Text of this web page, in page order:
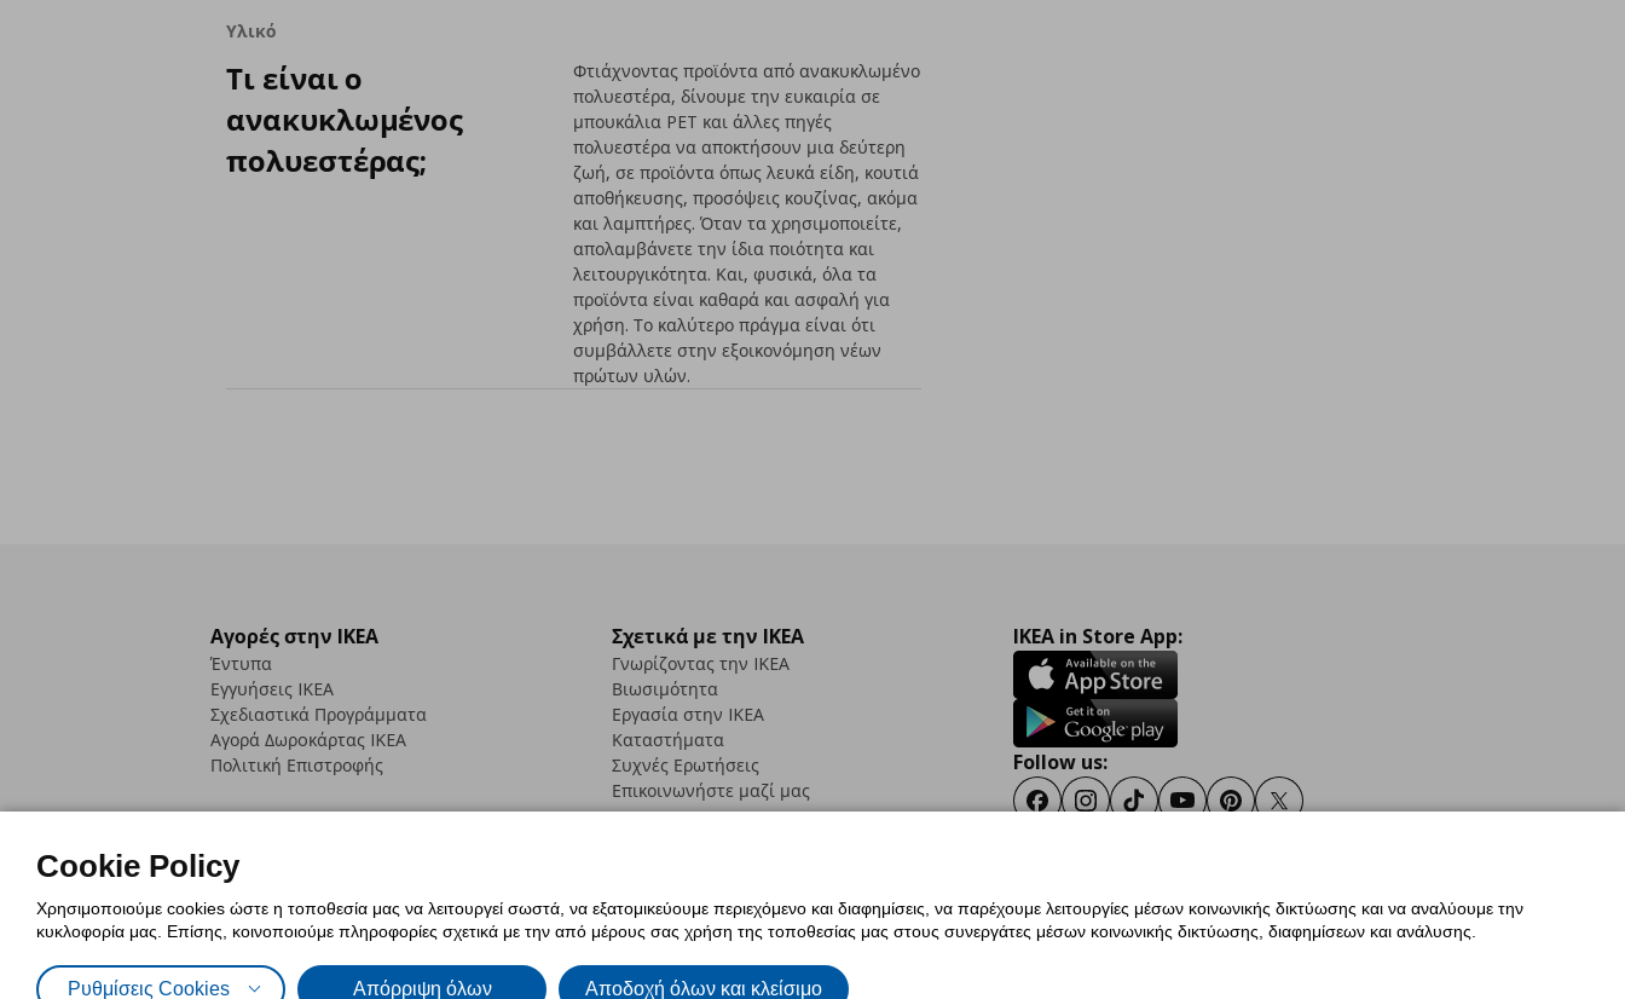
Υλικό
Τι είναι ο
ανακυκλωμένος
πολυεστέρας;
Φτιάχνοντας προϊόντα από ανακυκλωμένο
πολυεστέρα, δίνουμε την ευκαιρία σε
μπουκάλια PET και άλλες πηγές
πολυεστέρα να αποκτήσουν μια δεύτερη
ζωή, σε προϊόντα όπως λευκά είδη, κουτιά
αποθήκευσης, προσόψεις κουζίνας, ακόμα
και λαμπτήρες. Όταν τα χρησιμοποιείτε,
απολαμβάνετε την ίδια ποιότητα και
λειτουργικότητα. Και, φυσικά, όλα τα
προϊόντα είναι καθαρά και ασφαλή για
χρήση. Το καλύτερο πράγμα είναι ότι
συμβάλλετε στην εξοικονόμηση νέων
πρώτων υλών.
Αγορές στην IKEA
Έντυπα
Εγγυήσεις IKEA
Σχεδιαστικά Προγράμματα
Αγορά Δωρoκάρτας IKEA
Πολιτική Επιστροφής
Σχετικά με την IKEA
Γνωρίζοντας την IKEA
Βιωσιμότητα
Εργασία στην IKEA
Καταστήματα
Συχνές Ερωτήσεις
Επικοινωνήστε μαζί μας
IKEA in Store App:
Follow us:
FacebookInstagram
TikTokYoutubePinterestTwitter
Πολιτική CookiesΔήλωση ψηφιακής προσβασιμότηταςΈντυπο Επιστροφής / Ακύρωσης Ρυθμίσεις cookiesΌροι ΧρήσηςΓενική Πολιτική Προσωπικών Δεδομένων
Cookie Policy
Χρησιμοποιούμε cookies ώστε η τοποθεσία μας να λειτουργεί σωστά, να εξατομικεύουμε περιεχόμενο και διαφημίσεις, να παρέχουμε λειτουργίες μέσων κοινωνικής δικτύωσης και να αναλύουμε την
κυκλοφορία μας. Επίσης, κοινοποιούμε πληροφορίες σχετικά με την από μέρους σας χρήση της τοποθεσίας μας στους συνεργάτες μέσων κοινωνικής δικτύωσης, διαφημίσεων και ανάλυσης.
Ρυθμίσεις Cookies Απόρριψη όλων Αποδοχή όλων και κλείσιμο